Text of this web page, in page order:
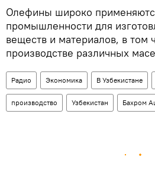
Олефины широко
промышленности для
веществ и материалов, в том
производстве различных
Радио Экономика В Узбекистане
производство Узбекистан Бахром